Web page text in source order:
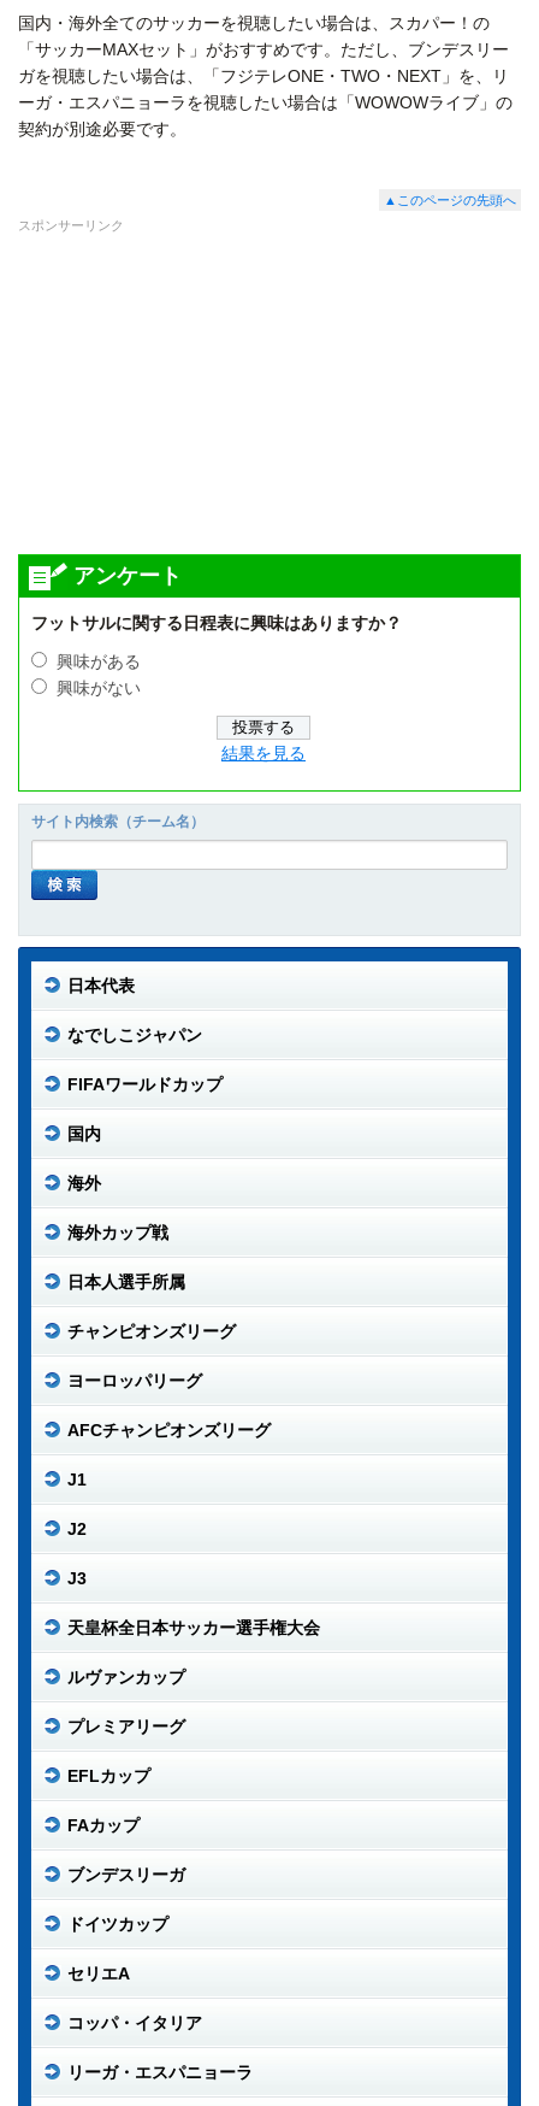
国内・海外全てのサッカーを視聴したい場合は、スカパー！の
「サッカーMAXセット」がおすすめです。ただし、ブンデスリー
ガを視聴したい場合は、「フジテレONE・TWO・NEXT」を、リ
ーガ・エスパニョーラを視聴したい場合は「WOWOWライブ」の
契約が別途必要です。
▲このページの先頭へ
スポンサーリンク
アンケート
フットサルに関する日程表に興味はありますか？
興味がある
興味がない
結果を見る
サイト内検索（チーム名）
日本代表
なでしこジャパン
FIFAワールドカップ
国内
海外
海外カップ戦
日本人選手所属
チャンピオンズリーグ
ヨーロッパリーグ
AFCチャンピオンズリーグ
J1
J2
J3
天皇杯全日本サッカー選手権大会
ルヴァンカップ
プレミアリーグ
EFLカップ
FAカップ
ブンデスリーガ
ドイツカップ
セリエA
コッパ・イタリア
リーガ・エスパニョーラ